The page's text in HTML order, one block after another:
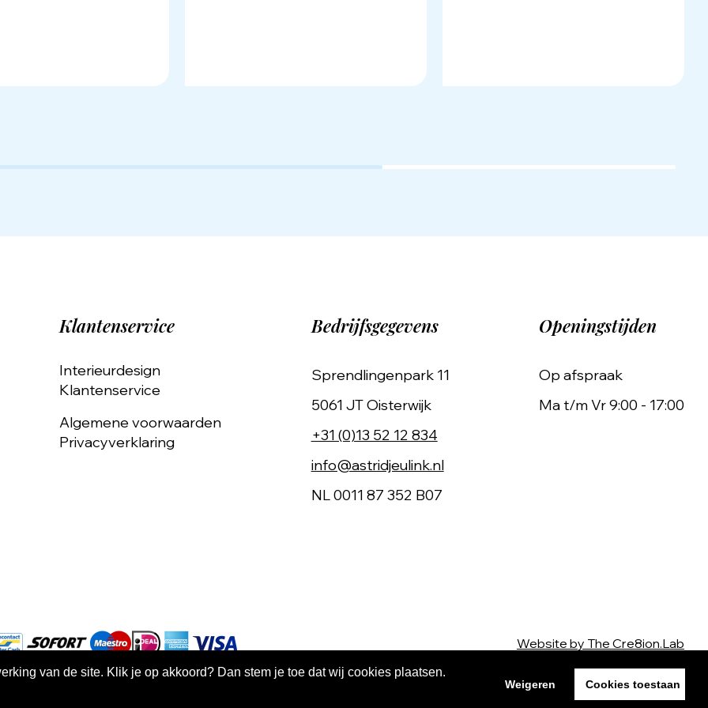
van de site. Klik je op akkoord? Dan stem je toe dat wij cookies plaatsen.
Weigeren Cookies toestaan
Klantenservice
Interieurdesign
Klantenservice
Algemene voorwaarden
Privacyverklaring
Bedrijfsgegevens
Sprendlingenpark 11
5061 JT Oisterwijk
+31 (0)13 52 12 834
info@astridjeulink.nl
NL 0011 87 352 B07
Openingstijden
Op afspraak
Ma t/m Vr 9:00 - 17:00
Website by The Cre8ion.Lab